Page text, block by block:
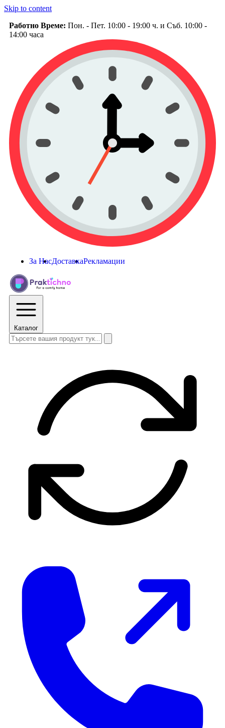
Skip to content
Работно Време: Пон. - Пет. 10:00 - 19:00 ч. и Съб. 10:00 -
14:00 часа
За НасДоставкаРекламации
Каталог